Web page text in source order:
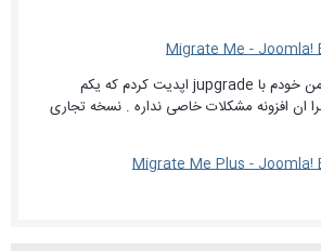
Migrate Me - Joomla!
می تونید استفاده کنید. من خودم با jupgrade اپدیت کردم که یکم
ان افزونه مشکلات خاصی نداره . نسخه تجاری
Migrate Me Plus - Joomla!